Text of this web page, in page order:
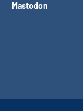
Mastodon